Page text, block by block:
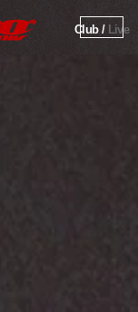
Club / Live